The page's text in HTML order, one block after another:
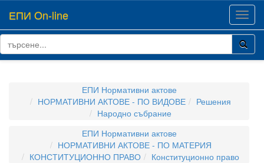
ЕПИ On-line
ЕПИ Нормативни актове
НОРМАТИВНИ АКТОВЕ - ПО ВИДОВЕ
Решения
Народно събрание
ЕПИ Нормативни актове
НОРМАТИВНИ АКТОВЕ - ПО МАТЕРИЯ
КОНСТИТУЦИОННО ПРАВО
Конституционно право